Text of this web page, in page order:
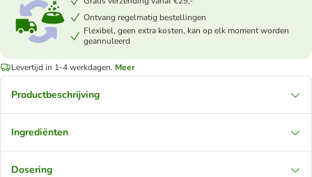
Ontvang regelmatig bestellingen
Flexibel, geen extra kosten, kan op elk moment worden
geannuleerd
Levertijd in 1-4 werkdagen. Meer
Productbeschrijving
Ingrediënten
Dosering